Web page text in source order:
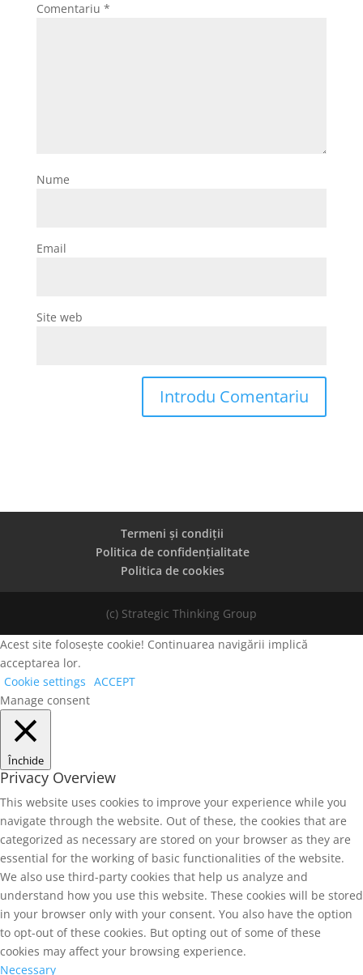
Comentariu *
Nume
Email
Site web
Termeni și condiții
Politica de confidențialitate
Politica de cookies
(c) Strategic Thinking Group
Acest site folosește cookie! Continuarea navigării implică
acceptarea lor.
Cookie settings ACCEPT
Manage consent
Închide
Privacy Overview
This website uses cookies to improve your experience while you
navigate through the website. Out of these, the cookies that are
categorized as necessary are stored on your browser as they are
essential for the working of basic functionalities of the website.
We also use third-party cookies that help us analyze and
understand how you use this website. These cookies will be stored
in your browser only with your consent. You also have the option
to opt-out of these cookies. But opting out of some of these
cookies may affect your browsing experience.
Necessary